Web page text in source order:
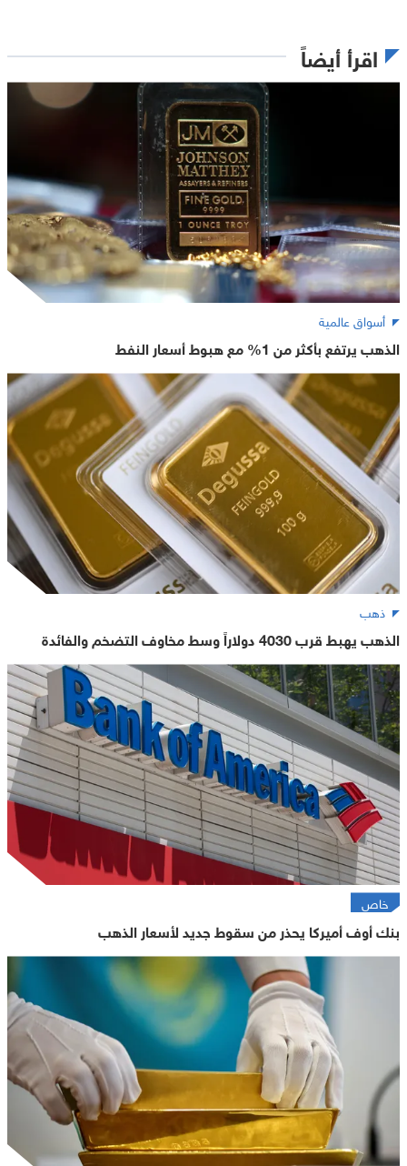
اقرأ أيضاً
أسواق عالمية
الذهب يرتفع بأكثر من 1% مع هبوط أسعار النفط
ذهب
الذهب يهبط قرب 4030 دولاراً وسط مخاوف التضخم والفائدة
خاص
بنك أوف أميركا يحذر من سقوط جديد لأسعار الذهب